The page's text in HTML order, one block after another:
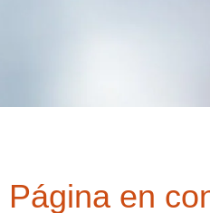
Página en